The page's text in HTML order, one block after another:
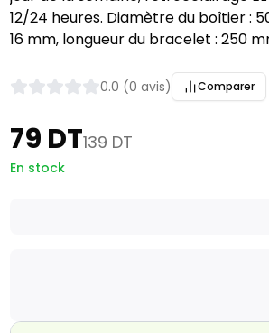
12/24 heures. Diamètre du boîtier :
16 mm, longueur du bracelet : 250
0.0 (0 avis) Comparer
79 DT139 DT
En stock